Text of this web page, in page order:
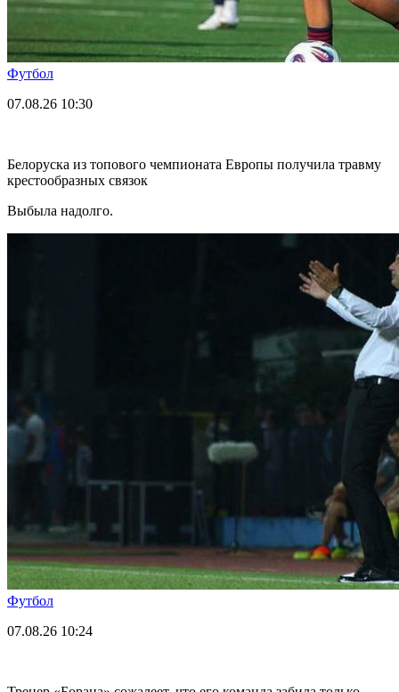
Футбол
07.08.26 10:30
Белоруска из топового чемпионата Европы получила травму
крестообразных связок
Выбыла надолго.
Футбол
07.08.26 10:24